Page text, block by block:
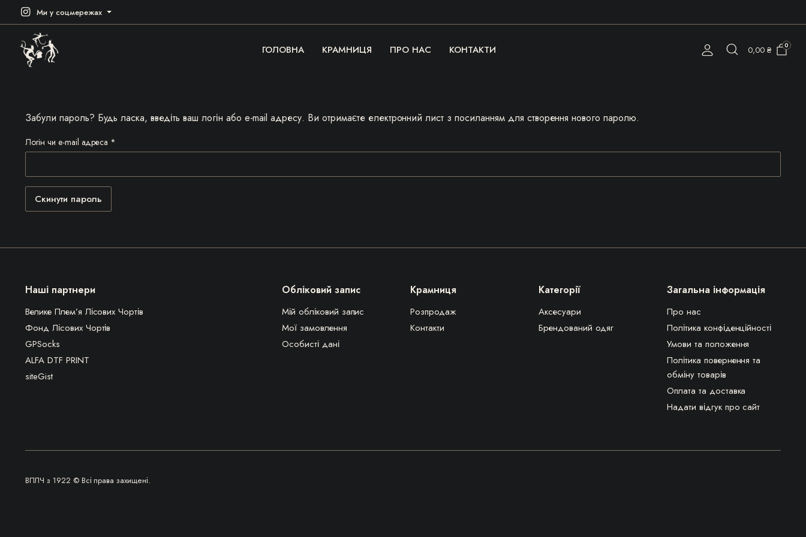
Ми у соцмережах
ГОЛОВНА КРАМНИЦЯ ПРО НАС КОНТАКТИ 0,00₴ 0
Забули пароль? Будь ласка, введіть ваш логін або e-mail адресу. Ви отримаєте електронний лист з посиланням для створення нового паролю.
Логін чи e-mail адреса *
Скинути пароль
Наші партнери
Велике Плем’я Лісових Чортів
Фонд Лісових Чортів
GPSocks
ALFA DTF PRINT
siteGist
Обліковий запис
Мій обліковий запис
Мої замовлення
Особисті дані
Крамниця
Розпродаж
Контакти
Категорії
Аксесуари
Брендований одяг
Загальна інформація
Про нас
Політика конфіденційності
Умови та положення
Політика повернення та
обміну товарів
Оплата та доставка
Надати відгук про сайт
ВПЛЧ з 1922 © Всі права захищені.